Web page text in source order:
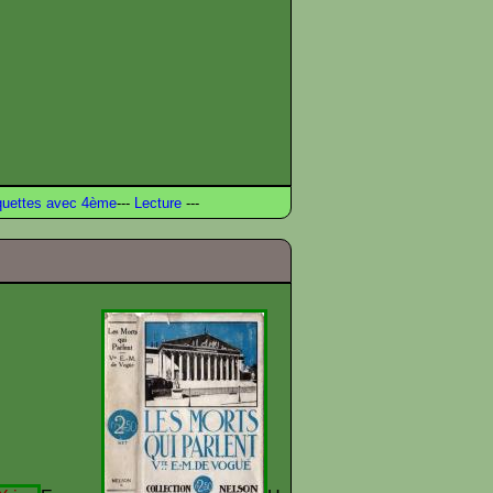
avec 4ème--- Lecture ---